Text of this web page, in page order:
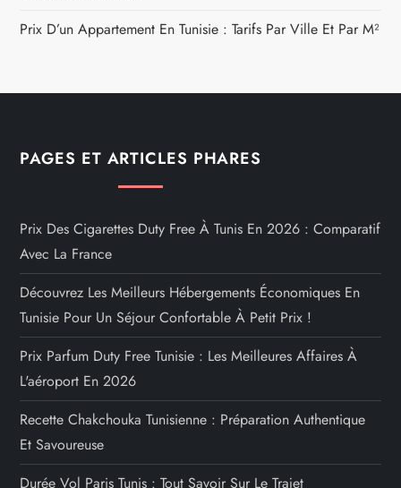
Prix D’un Appartement En Tunisie : Tarifs Par Ville Et Par M²
PAGES ET ARTICLES PHARES
Prix Des Cigarettes Duty Free À Tunis En 2026 : Comparatif
Avec La France
Découvrez Les Meilleurs Hébergements Économiques En
Tunisie Pour Un Séjour Confortable À Petit Prix !
Prix Parfum Duty Free Tunisie : Les Meilleures Affaires À
L'aéroport En 2026
Recette Chakchouka Tunisienne : Préparation Authentique
Et Savoureuse
Durée Vol Paris Tunis : Tout Savoir Sur Le Trajet